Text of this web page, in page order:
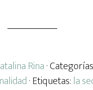
Rina·
· Etiquetas: la